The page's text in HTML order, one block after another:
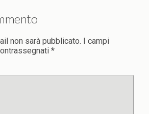
non sarà pubblicato.
I campi
*